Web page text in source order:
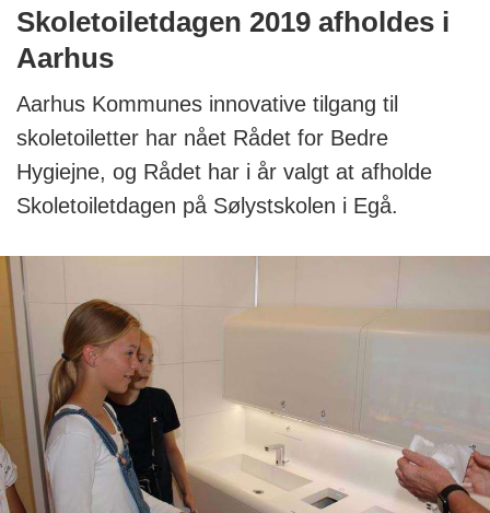
Skoletoiletdagen 2019 afholdes i
Aarhus
Aarhus Kommunes innovative tilgang til
skoletoiletter har nået Rådet for Bedre
Hygiejne, og Rådet har i år valgt at afholde
Skoletoiletdagen på Sølystskolen i Egå.